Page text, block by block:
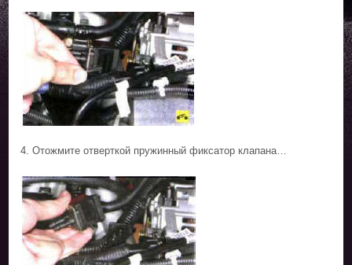
4. Отожмите отверткой пружинный фиксатор клапана…